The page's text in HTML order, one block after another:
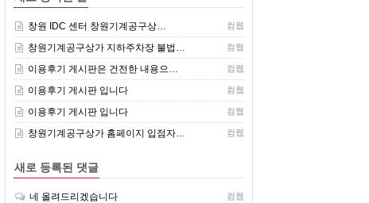
창원 IDC 센터 창원기계공구상… 컴웹
창원기계공구상가 지하주차장 불법… 컴웹
이용후기 게시판은 건전한 내용으… 컴웹
이용후기 게시판 입니다 컴웹
이용후기 게시판 입니다 컴웹
창원기계공구상가 홈페이지 입점자… 컴웹
새로 등록된 댓글
네 올려드리겠습니다 컴웹